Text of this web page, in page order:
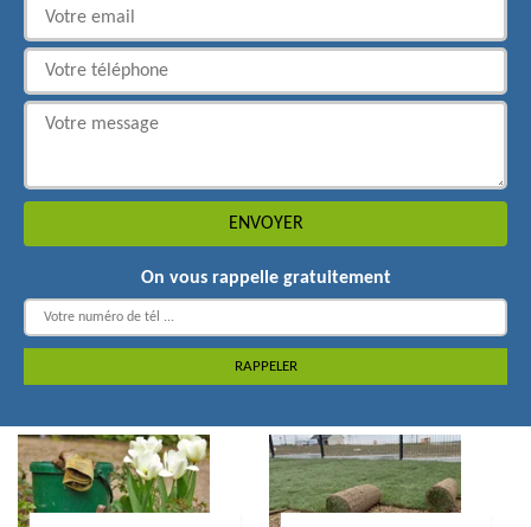
On vous rappelle gratuitement